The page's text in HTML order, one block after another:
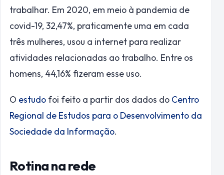
trabalhar. Em 2020, em meio à pandemia de
covid-19, 32,47%, praticamente uma em cada
três mulheres, usou a internet para realizar
atividades relacionadas ao trabalho. Entre os
homens, 44,16% fizeram esse uso.
O estudo foi feito a partir dos dados do Centro
Regional de Estudos para o Desenvolvimento da
Sociedade da Informação.
Rotina na rede